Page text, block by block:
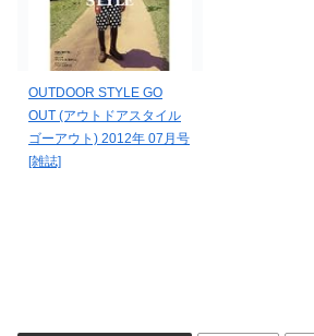
OUTDOOR STYLE GO
OUT (アウトドアスタイル
ゴーアウト) 2012年 07月号
[雑誌]